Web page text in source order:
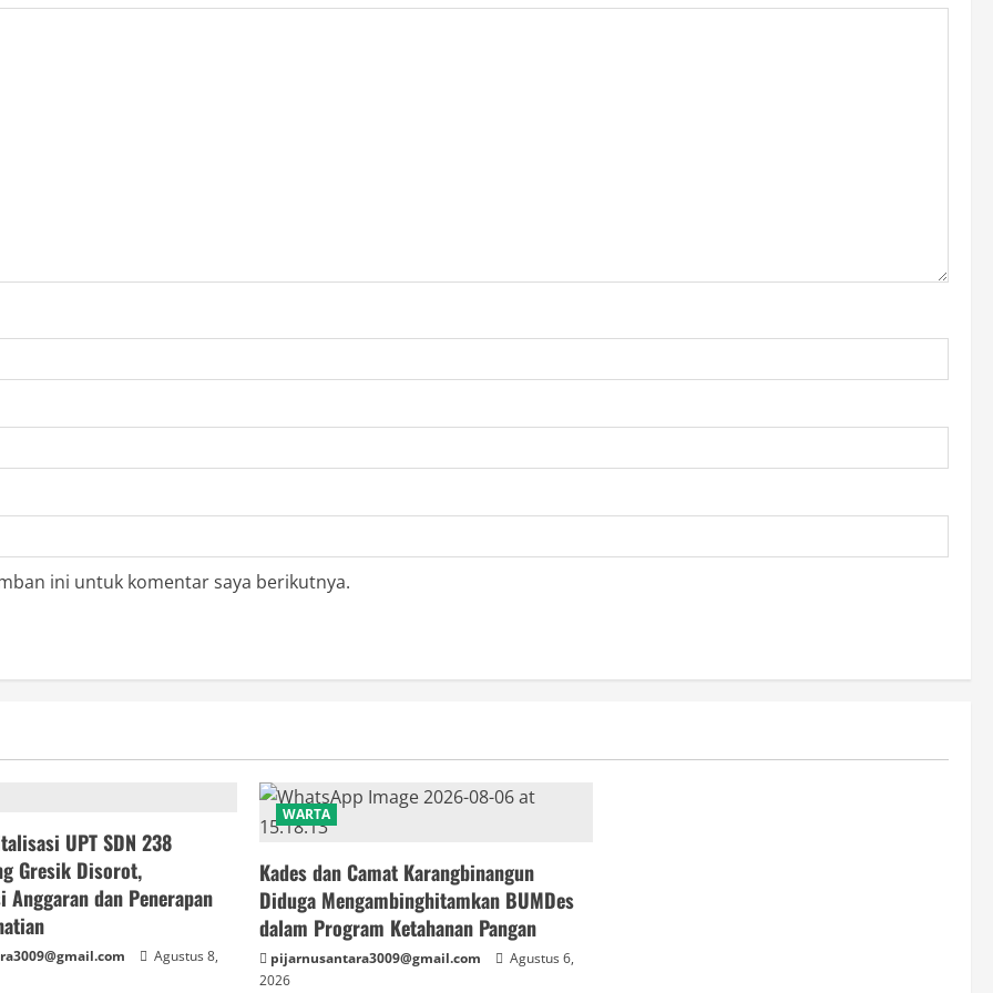
ini untuk komentar saya berikutnya.
UPT SDN 238
Gresik Disorot,
Anggaran dan Penerapan
Agustus 8,
WARTA
Kades dan Camat Karangbinangun
Diduga Mengambinghitamkan BUMDes
dalam Program Ketahanan Pangan
pijarnusantara3009@gmail.com
Agustus 6,
2026